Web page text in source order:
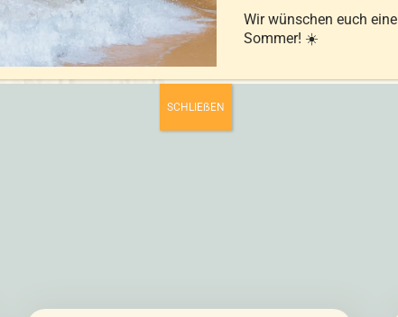
Ihre Daunendecke
Wir wünschen euch
Sommer! ☀️
SCHLIEẞEN